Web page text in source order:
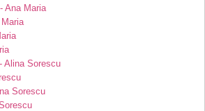
Ana Maria
Alina Sorescu
Sorescu